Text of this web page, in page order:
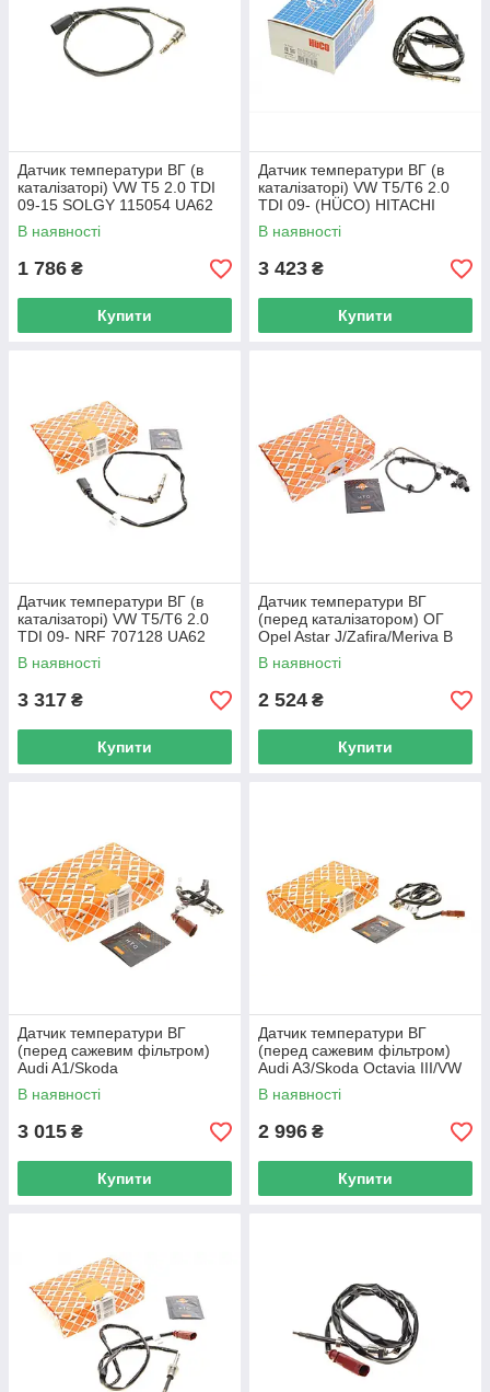
Датчик температури ВГ (в
каталізаторі) VW T5 2.0 TDI
09-15 SOLGY 115054 UA62
В наявності
1 786 ₴
Купити
Датчик температури ВГ (в
каталізаторі) VW T5/T6 2.0
TDI 09- (HÜCO) HITACHI
137082 UA62
В наявності
3 423 ₴
Купити
Датчик температури ВГ (в
каталізаторі) VW T5/T6 2.0
TDI 09- NRF 707128 UA62
В наявності
3 317 ₴
Купити
Датчик температури ВГ
(перед каталізатором) ОГ
Opel Astar J/Zafira/Meriva B
1.6CDTI 13- NRF 707256
UA62
В наявності
2 524 ₴
Купити
Датчик температури ВГ
(перед сажевим фільтром)
Audi A1/Skoda
Fabia/Roomster/VW Polo 1.6
TDI 09- 707098 UA62
В наявності
3 015 ₴
Купити
Датчик температури ВГ
(перед сажевим фільтром)
Audi A3/Skoda Octavia III/VW
Golf VII 1.6 TDI 12- 707116
UA62
В наявності
2 996 ₴
Купити